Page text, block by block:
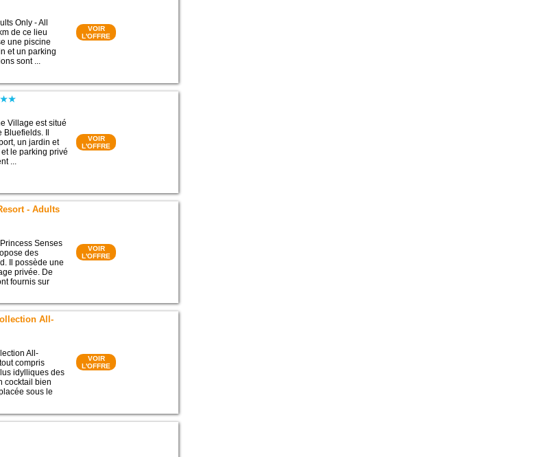
Only - All
de ce lieu
une piscine
et un parking
sont ...
VOIR
L'OFFRE
Village est situé
Bluefields. Il
un jardin et
le parking privé
...
VOIR
L'OFFRE
- Adults
Senses
des
Il possède une
privée. De
fournis sur
VOIR
L'OFFRE
All-
All-
compris
idylliques des
cocktail bien
sous le
VOIR
L'OFFRE